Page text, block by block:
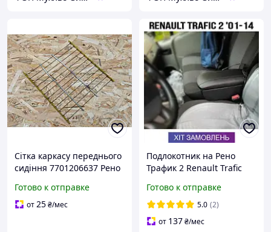
Сітка каркасу переднього
сидіння 7701206637 Рено
Ніссан Прімастар
Готово к отправке
от25₴/мес
Подлокотник на Рено
Трафик 2 Renault Trafic
Готово к отправке
5.0 (2)
от 137₴/мес